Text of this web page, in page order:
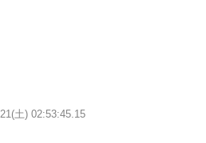
土) 02:53:45.15